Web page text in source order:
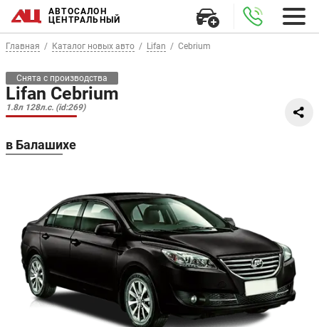
АВТОСАЛОН
ЦЕНТРАЛЬНЫЙ
Главная Каталог новых авто Lifan Cebrium
Снята с производства
Lifan Cebrium
1.8л 128л.с. (id:269)
в Балашихе